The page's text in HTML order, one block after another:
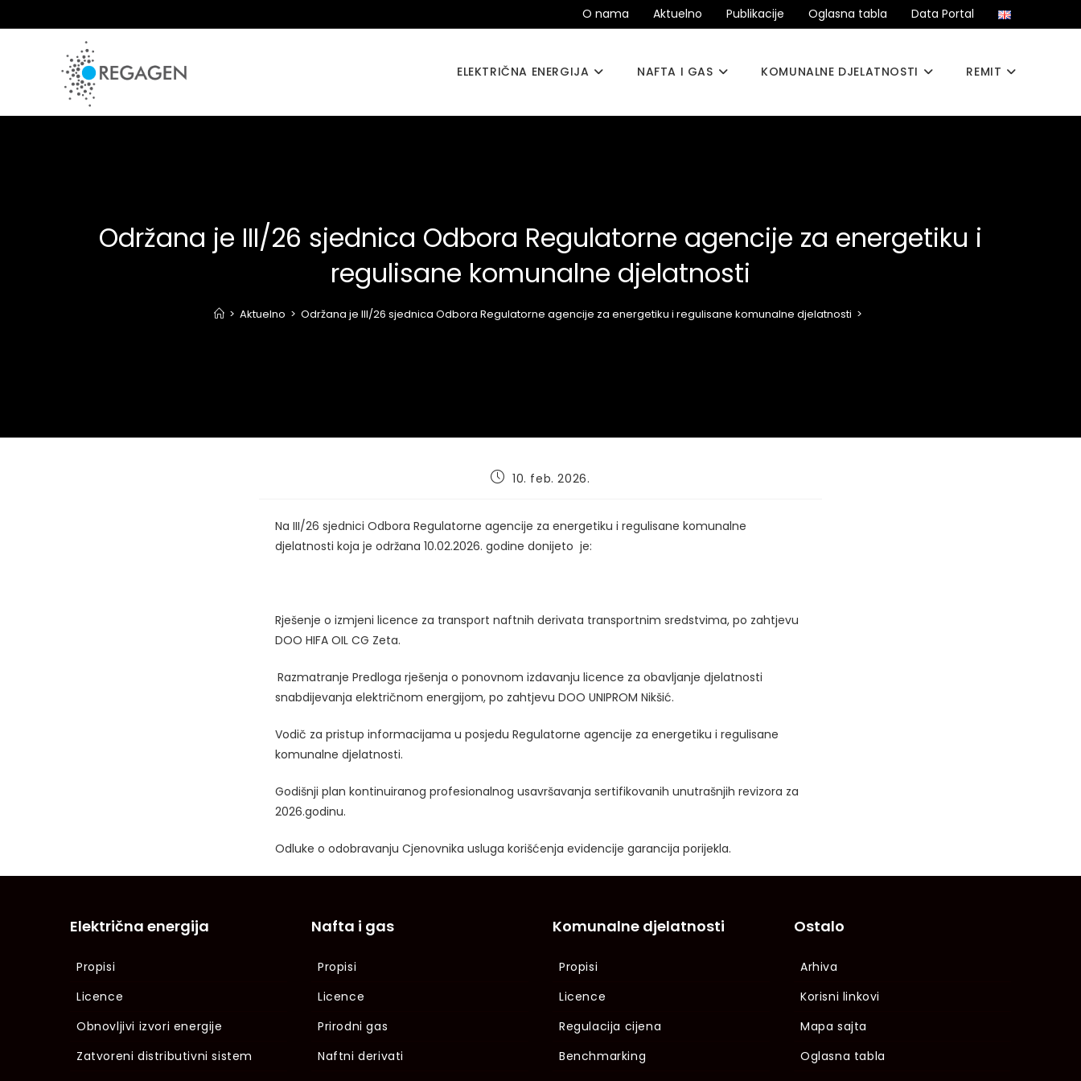
to
O nama Aktuelno Publikacije Oglasna tabla Data Portal
ELEKTRIČNA ENERGIJA NAFTA I GAS KOMUNALNE DJELATNOSTI REMIT
Održana je III/26 sjednica Odbora Regulatorne agencije za energetiku i
regulisane komunalne djelatnosti
> Aktuelno > Održana je III/26 sjednica Odbora Regulatorne agencije za energetiku i regulisane komunalne djelatnosti >
Post10. feb. 2026.
Na III/26 sjednici Odbora Regulatorne agencije za energetiku i regulisane komunalne
djelatnosti koja je održana 10.02.2026. godine donijeto je:
Rješenje o izmjeni licence za transport naftnih derivata transportnim sredstvima, po zahtjevu
DOO HIFA OIL CG Zeta.
Razmatranje Predloga rješenja o ponovnom izdavanju licence za obavljanje djelatnosti
snabdijevanja električnom energijom, po zahtjevu DOO UNIPROM Nikšić.
Vodič za pristup informacijama u posjedu Regulatorne agencije za energetiku i regulisane
komunalne djelatnosti.
Godišnji plan kontinuiranog profesionalnog usavršavanja sertifikovanih unutrašnjih revizora za
2026.godinu.
Odluke o odobravanju Cjenovnika usluga korišćenja evidencije garancija porijekla.
Električna energija
Propisi
Licence
Obnovljivi izvori energije
Zatvoreni distributivni sistem
Nafta i gas
Propisi
Licence
Prirodni gas
Naftni derivati
Komunalne djelatnosti
Propisi
Licence
Regulacija cijena
Benchmarking
Ostalo
Arhiva
Korisni linkovi
Mapa sajta
Oglasna tabla